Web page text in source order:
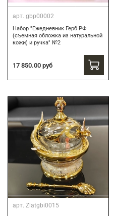
арт. gbp00002
Набор "Ежедневник Герб РФ
(съемная обложка из натуральной
кожи) и ручка" №2
17 850.00 руб
арт. Zlatgbi0015